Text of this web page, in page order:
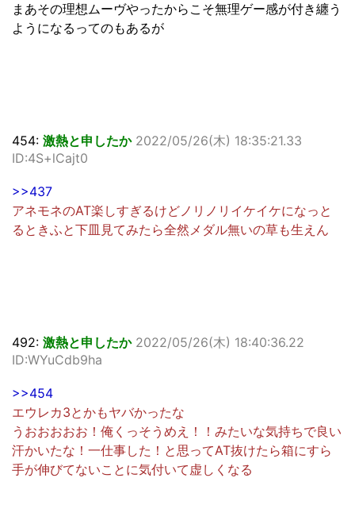
まあその理想ムーヴやったからこそ無理ゲー感が付き纏う
ようになるってのもあるが
454: 激熱と申したか 2022/05/26(木) 18:35:21.33
ID:4S+lCajt0
>>437
アネモネのAT楽しすぎるけどノリノリイケイケになっと
るときふと下皿見てみたら全然メダル無いの草も生えん
492: 激熱と申したか 2022/05/26(木) 18:40:36.22
ID:WYuCdb9ha
>>454
エウレカ3とかもヤバかったな
うおおおおお！俺くっそうめえ！！みたいな気持ちで良い
汗かいたな！一仕事した！と思ってAT抜けたら箱にすら
手が伸びてないことに気付いて虚しくなる